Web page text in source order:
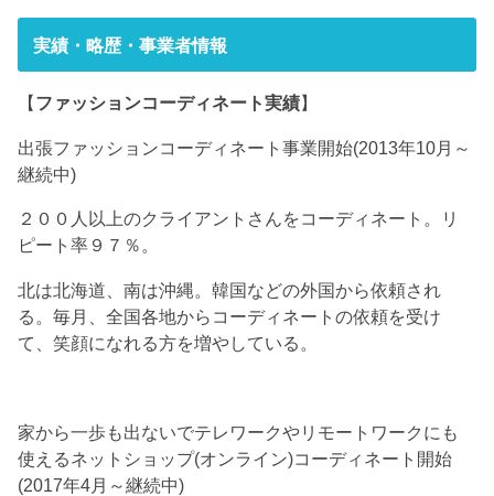
実績・略歴・事業者情報
【 ファッションコーディネート実績】
出張ファッションコーディネート事業開始(2013年10月～
継続中)
２００人以上のクライアントさんをコーディネート。リ
ピート率９７％。
北は北海道、南は沖縄。韓国などの外国から依頼され
る。毎月、全国各地からコーディネートの依頼を受け
て、笑顔になれる方を増やしている。
家から一歩も出ないでテレワークやリモートワークにも
使えるネットショップ(オンライン)コーディネート開始
(2017年4月～継続中)